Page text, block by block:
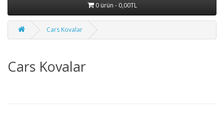
0 ürün - 0,00TL
Cars Kovalar
Cars Kovalar